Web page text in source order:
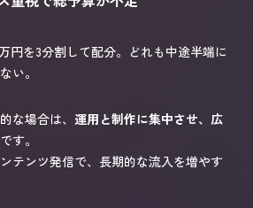
円を3分割して配分。どれも中途半端に
い。
な場合は、運用と制作に集中させ、広
す。
テンツ発信で、長期的な流入を増やす